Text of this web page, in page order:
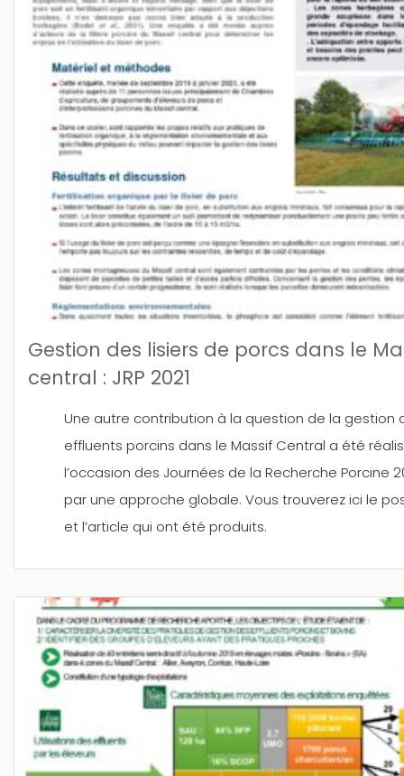
Gestion des lisiers de porcs dans le
central : JRP 2021
Une autre contribution à la question de la gestion
effluents porcins dans le Massif Central a été
l’occasion des Journées de la Recherche Porcine
par une approche globale. Vous trouverez ici le
et l’article qui ont été produits.